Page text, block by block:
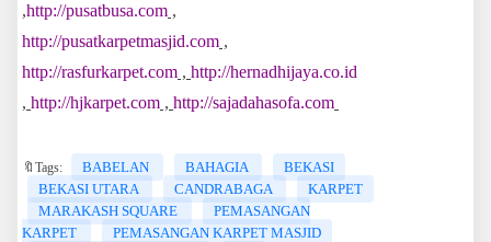
,http://pusatbusa.com ,
http://pusatkarpetmasjid.com ,
http://rasfurkarpet.com , http://hernadhijaya.co.id
, http://hjkarpet.com , http://sajadahasofa.com
🔖Tags: BABELAN BAHAGIA
BEKASI
BEKASI UTARA
CANDRABAGA
KARPET
MARAKASH SQUARE
PEMASANGAN
KARPET
PEMASANGAN KARPET MASJID